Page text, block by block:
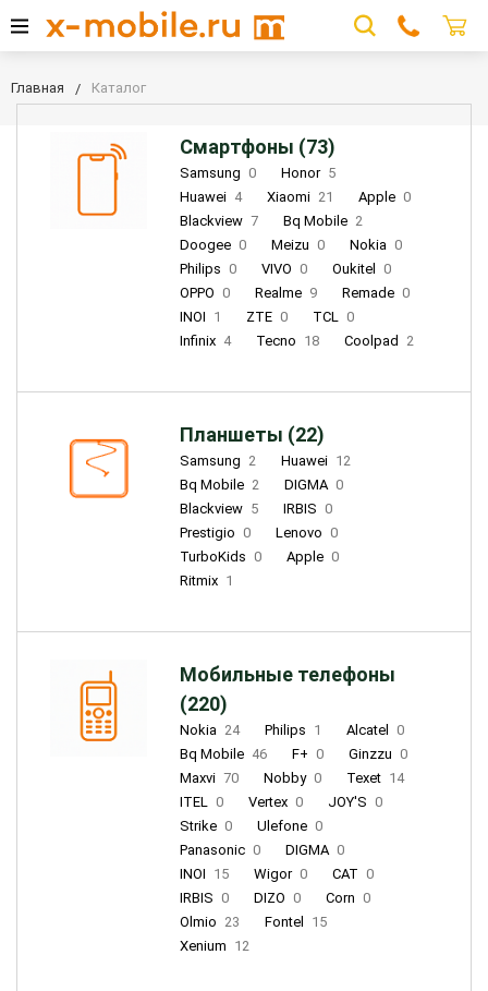
Главная Каталог
Смартфоны (73)
Samsung 0 Honor 5
Huawei 4 Xiaomi 21 Apple 0
Blackview 7 Bq Mobile 2
Doogee 0 Meizu 0 Nokia 0
Philips 0 VIVO 0 Oukitel
0
OPPO 0 Realme 9 Remade 0
INOI 1 ZTE 0 TCL 0
Infinix 4 Tecno 18 Coolpad 2
Планшеты (22)
Samsung 2 Huawei 12
Bq Mobile 2 DIGMA 0
Blackview 5 IRBIS 0
Prestigio 0 Lenovo 0
TurboKids 0 Apple 0
Ritmix 1
Мобильные телефоны
(220)
Nokia 24 Philips 1 Alcatel
0
Bq Mobile 46 F+ 0 Ginzzu 0
Maxvi 70 Nobby 0 Texet 14
ITEL 0 Vertex 0 JOY'S 0
Strike 0 Ulefone 0
Panasonic 0 DIGMA 0
INOI 15 Wigor 0 CAT 0
IRBIS 0 DIZO 0 Corn 0
Olmio 23 Fontel
15
Xenium 12